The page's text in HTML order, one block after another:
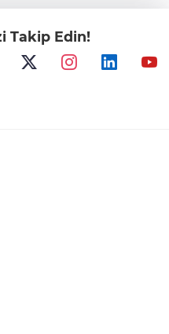
Şehit Yılmaz Argon
çalışmanın en önemli
Takip Edin!